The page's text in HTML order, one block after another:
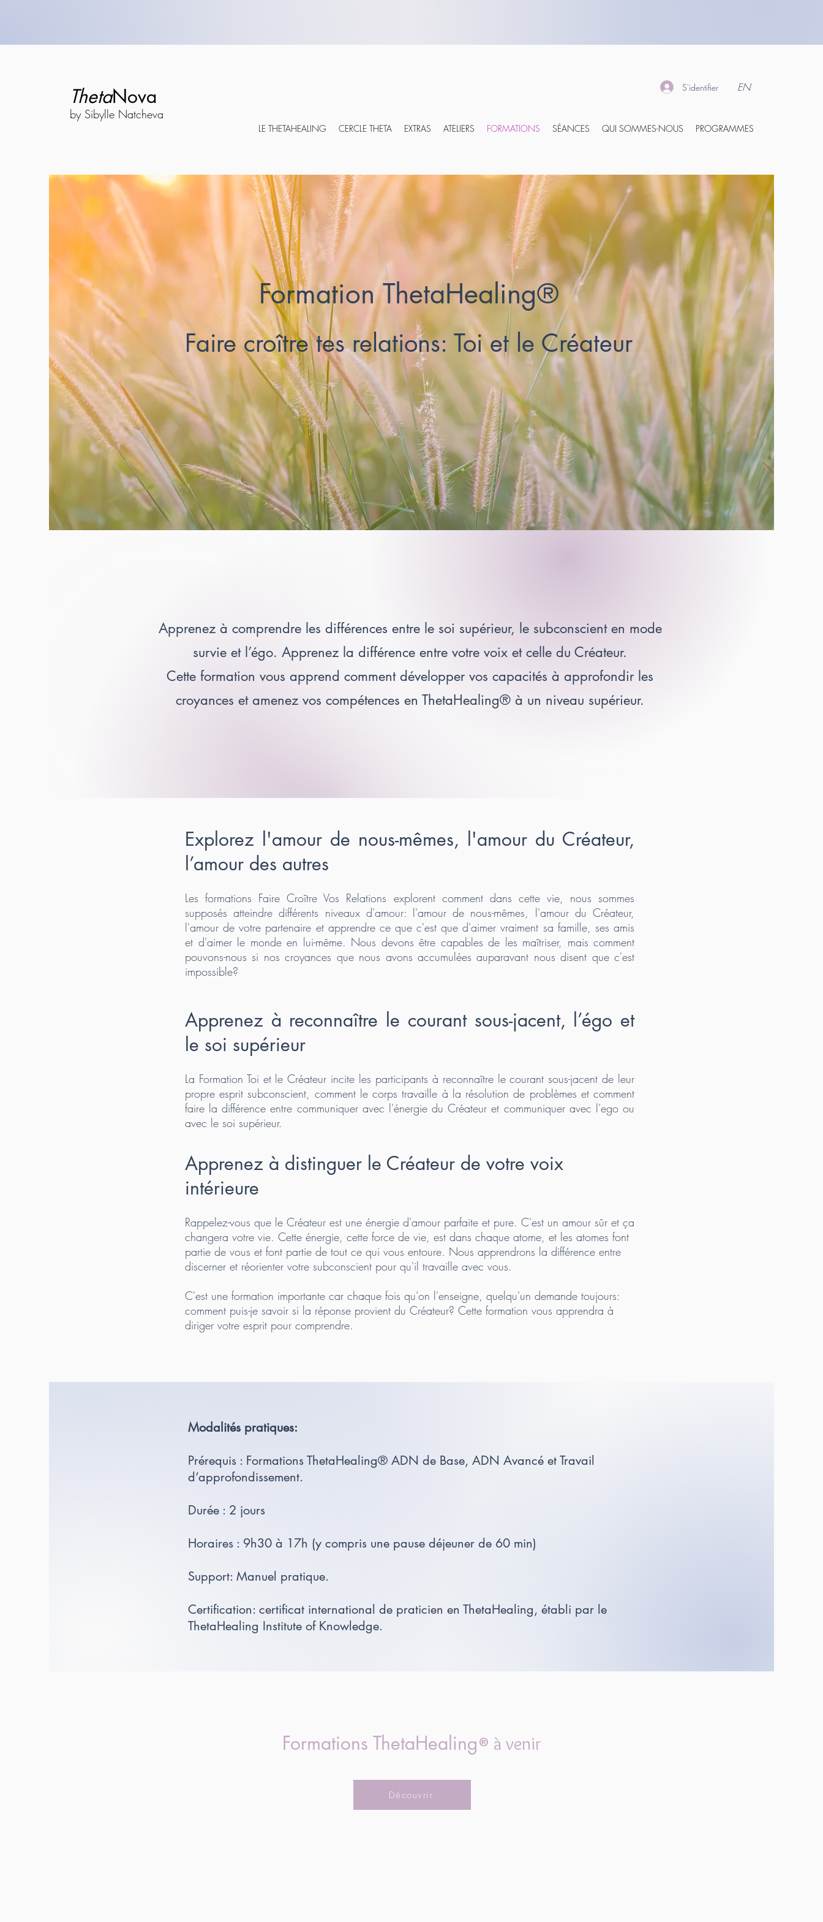
ThetaNova
by Sibylle Natcheva
S'identifier EN
LE THETAHEALING CERCLE THETA EXTRAS ATELIERS FORMATIONS SÉANCES QUI SOMMES-NOUS PROGRAMMES
Formation ThetaHealing®
Faire croître tes relations: Toi et le Créateur
Développez votre relation avec le Créateur et
augmentez vos capacités de guérison !
Apprenez à comprendre les différences entre le soi supérieur, le subconscient en mode
survie et l’égo. Apprenez la différence entre votre voix et celle du Créateur.
Cette formation vous apprend comment développer vos capacités à approfondir les
croyances et amenez vos compétences en ThetaHealing® à un niveau supérieur.
Explorez l'amour de nous-mêmes, l'amour du Créateur,
l’amour des autres
Les formations Faire Croître Vos Relations explorent comment dans cette vie, nous sommes
supposés atteindre différents niveaux d'amour: l'amour de nous-mêmes, l'amour du Créateur,
l'amour de votre partenaire et apprendre ce que c'est que d'aimer vraiment sa famille, ses amis
et d'aimer le monde en lui-même. Nous devons être capables de les maîtriser, mais comment
pouvons-nous si nos croyances que nous avons accumulées auparavant nous disent que c'est
impossible?
Apprenez à reconnaître le courant sous-jacent, l’égo et
le soi supérieur
La Formation Toi et le Créateur incite les participants à reconnaître le courant sous-jacent de leur
propre esprit subconscient, comment le corps travaille à la résolution de problèmes et comment
faire la différence entre communiquer avec l'énergie du Créateur et communiquer avec l'ego ou
avec le soi supérieur.
Modalités pratiques:
Prérequis : Formations ThetaHealing® ADN de Base, ADN Avancé et Travail
d’approfondissement.
Durée : 2 jours
Horaires : 9h30 à 17h (y compris une pause déjeuner de 60 min)
Support: Manuel pratique.
Certification: certificat international de praticien en ThetaHealing, établi par le
ThetaHealing Institute of Knowledge.
Apprenez à distinguer le Créateur de votre voix
intérieure
Rappelez-vous que le Créateur est une énergie d'amour parfaite et pure. C'est un amour sûr et ça
changera votre vie. Cette énergie, cette force de vie, est dans chaque atome, et les atomes font
partie de vous et font partie de tout ce qui vous entoure. Nous apprendrons la différence entre
discerner et réorienter votre subconscient pour qu'il travaille avec vous.
C'est une formation importante car chaque fois qu’on l'enseigne, quelqu'un demande toujours:
comment puis-je savoir si la réponse provient du Créateur? Cette formation vous apprendra à
diriger votre esprit pour comprendre.
Formations ThetaHealing® à venir
Découvrir